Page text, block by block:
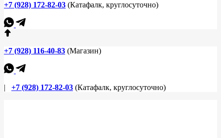
+7 (928) 172-82-03 (Катафалк, круглосуточно)
+7 (928) 116-40-83 (Магазин)
| +7 (928) 172-82-03 (Катафалк, круглосуточно)